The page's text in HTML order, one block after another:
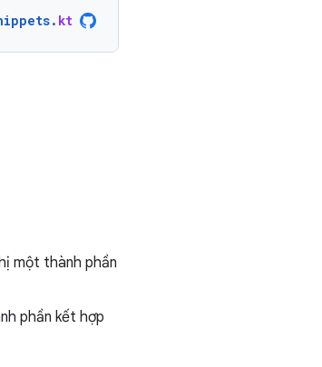
. kt
một thành phần
phần kết hợp